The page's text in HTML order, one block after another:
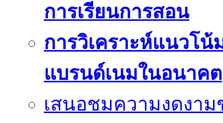
การเรียนการสอน
การวิเคราะห์แนวโน้
แบรนด์เนมในอนาคต
เสนอชมความงดงาม